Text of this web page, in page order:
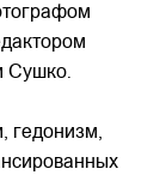
Сушко.
гедонизм,